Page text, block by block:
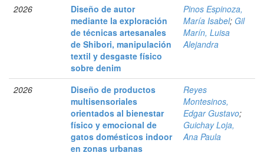
2026
Diseño de autor
mediante la exploración
de técnicas artesanales
de Shibori, manipulación
textil y desgaste físico
sobre denim
Pinos Espinoza,
María Isabel; Gil
Marín, Luisa
Alejandra
2026
Diseño de productos
multisensoriales
orientados al bienestar
físico y emocional de
gatos domésticos indoor
en zonas urbanas
Reyes
Montesinos,
Edgar Gustavo;
Guichay Loja,
Ana Paula